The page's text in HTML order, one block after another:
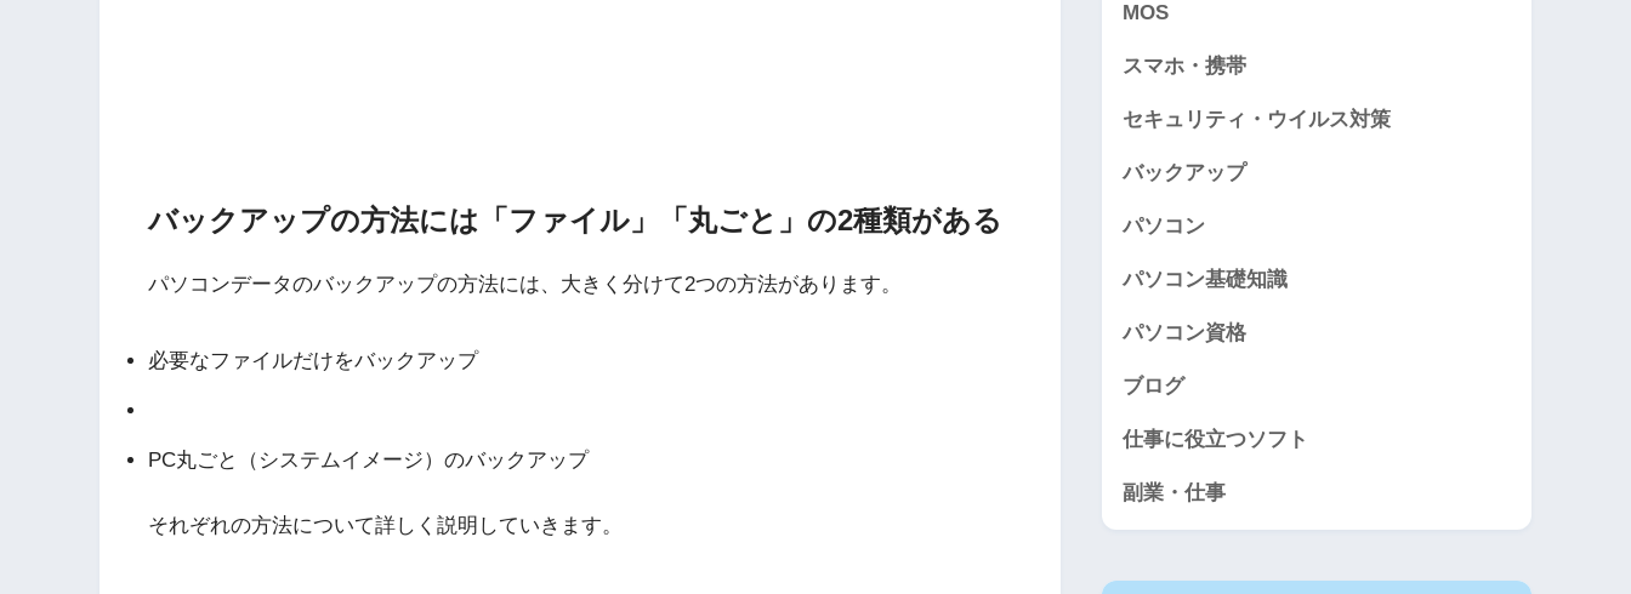
バックアップの方法には「ファイル」「丸ごと」の2種類がある
パソコンデータのバックアップの方法には、大きく分けて2つの方法があります。
必要なファイルだけをバックアップ
PC丸ごと（システムイメージ）のバックアップ
それぞれの方法について詳しく説明していきます。
MOS
スマホ・携帯
セキュリティ・ウイルス対策
バックアップ
パソコン
パソコン基礎知識
パソコン資格
ブログ
仕事に役立つソフト
副業・仕事